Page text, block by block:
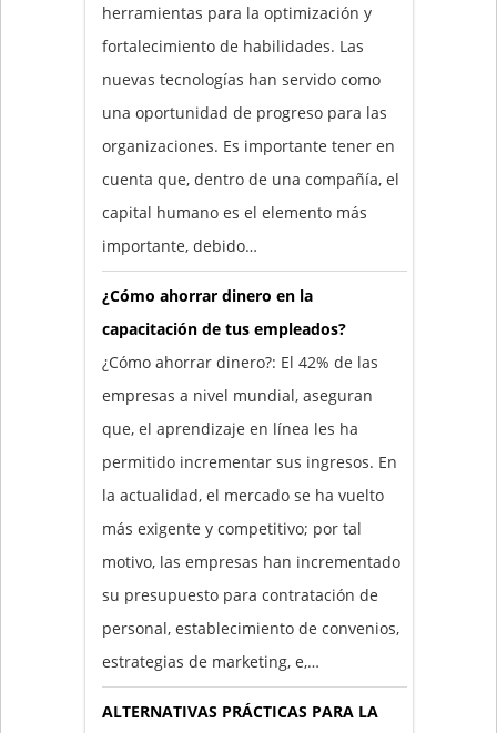
herramientas para la optimización y
fortalecimiento de habilidades. Las
nuevas tecnologías han servido como
una oportunidad de progreso para las
organizaciones. Es importante tener en
cuenta que, dentro de una compañía, el
capital humano es el elemento más
importante, debido…
¿Cómo ahorrar dinero en la
capacitación de tus empleados?
¿Cómo ahorrar dinero?: El 42% de las
empresas a nivel mundial, aseguran
que, el aprendizaje en línea les ha
permitido incrementar sus ingresos. En
la actualidad, el mercado se ha vuelto
más exigente y competitivo; por tal
motivo, las empresas han incrementado
su presupuesto para contratación de
personal, establecimiento de convenios,
estrategias de marketing, e,…
ALTERNATIVAS PRÁCTICAS PARA LA